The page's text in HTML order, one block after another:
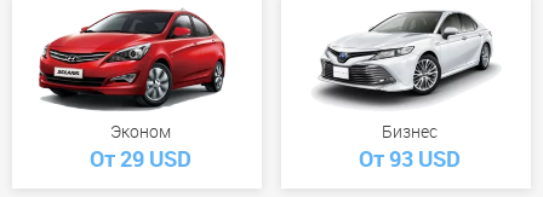
Эконом
От 29 USD
Бизнес
От 93 USD